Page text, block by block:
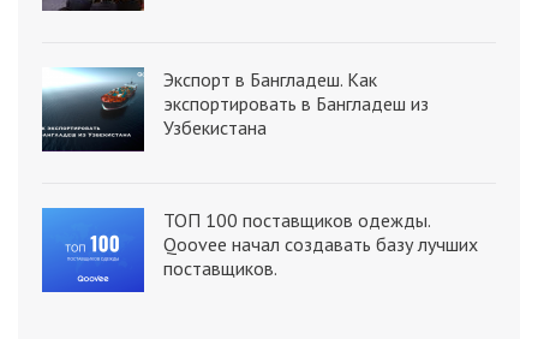
Экспорт в Бангладеш. Как
экспортировать в Бангладеш из
Узбекистана
ТОП 100 поставщиков одежды.
Qoovee начал создавать базу лучших
поставщиков.